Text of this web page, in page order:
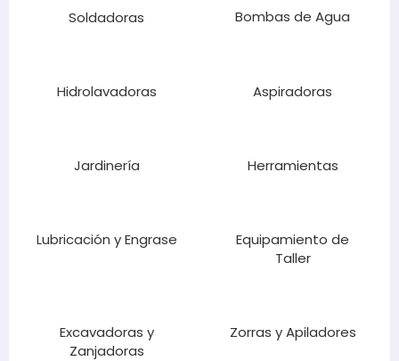
Soldadoras Bombas de Agua
Hidrolavadoras Aspiradoras
Jardinería Herramientas
Lubricación y Engrase
Equipamiento de
Taller
Excavadoras y
Zanjadoras
Zorras y Apiladores